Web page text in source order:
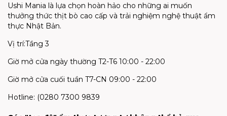
Ushi Mania là lựa chọn hoàn hảo cho những ai muốn
thưởng thức thịt bò cao cấp và trải nghiệm nghệ thuật ẩm
thực Nhật Bản.
Vị trí:Tầng 3
Giờ mở cửa ngày thường T2-T6 10:00 - 22:00
Giờ mở cửa cuối tuần T7-CN 09:00 - 22:00
Hotline: (0280 7300 9839